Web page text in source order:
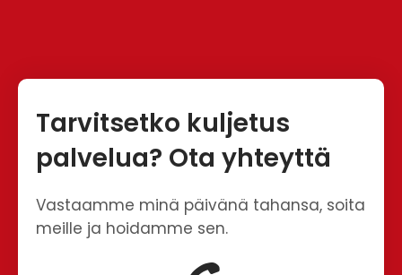
Tarvitsetko kuljetus
palvelua? Ota yhteyttä
Vastaamme minä päivänä tahansa, soita
meille ja hoidamme sen.